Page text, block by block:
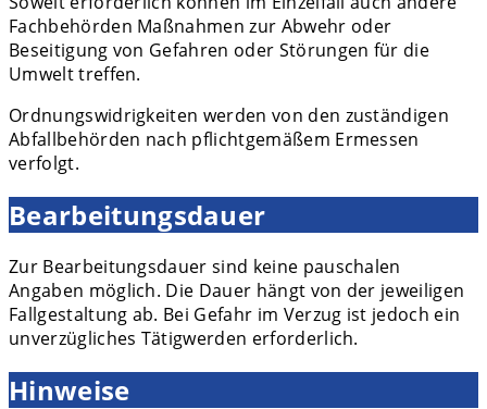
Fachbehörden Maßnahmen zur Abwehr oder
Beseitigung von Gefahren oder Störungen für die
Umwelt treffen.
Ordnungswidrigkeiten werden von den zuständigen
Abfallbehörden nach pflichtgemäßem Ermessen
verfolgt.
Bearbeitungsdauer
Zur Bearbeitungsdauer sind keine pauschalen
Angaben möglich. Die Dauer hängt von der jeweiligen
Fallgestaltung ab. Bei Gefahr im Verzug ist jedoch ein
unverzügliches Tätigwerden erforderlich.
Hinweise